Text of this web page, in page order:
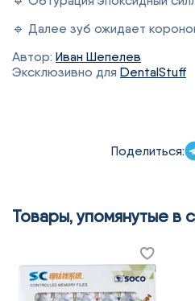
🔹 Далее зуб ожидает
Автор: Иван Шепелев
Эксклюзивно для DentalStuff
Поделиться:
Товары, упомянутые в